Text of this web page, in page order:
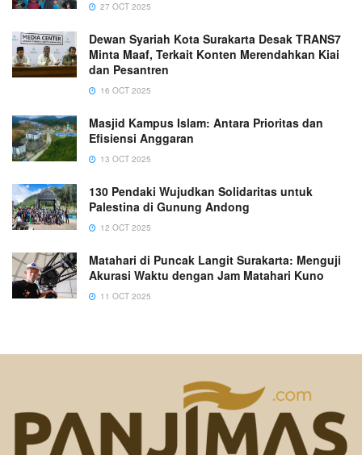
27 OCT 2025
Dewan Syariah Kota Surakarta Desak TRANS7
Minta Maaf, Terkait Konten Merendahkan Kiai
dan Pesantren
16 OCT 2025
Masjid Kampus Islam: Antara Prioritas dan
Efisiensi Anggaran
13 OCT 2025
130 Pendaki Wujudkan Solidaritas untuk
Palestina di Gunung Andong
12 OCT 2025
Matahari di Puncak Langit Surakarta: Menguji
Akurasi Waktu dengan Jam Matahari Kuno
11 OCT 2025